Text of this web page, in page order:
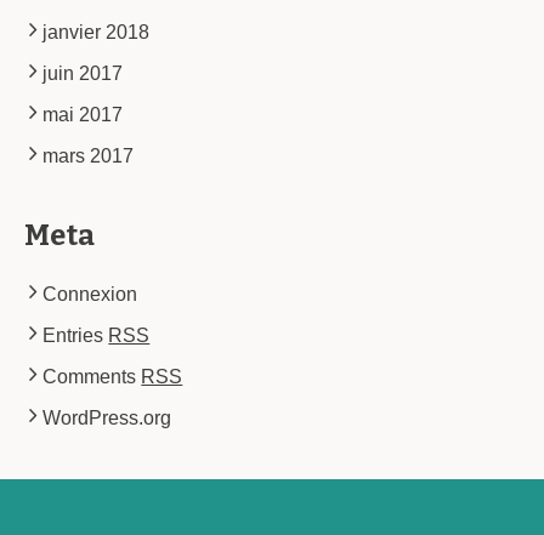
janvier 2018
juin 2017
mai 2017
mars 2017
Meta
Connexion
Entries RSS
Comments RSS
WordPress.org